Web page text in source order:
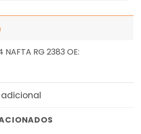
NAFTA RG 2383 OE: